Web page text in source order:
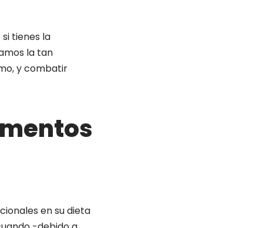
tienes la
la tan
y combatir
en su dieta